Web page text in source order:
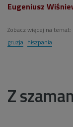
Eugeniusz
Zobacz więcej na temat:
gruzja hiszpania
Z